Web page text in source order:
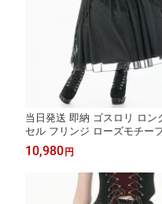
当日発送 即納 ゴスロリ ロン
セル フリンジ ローズモチー
シック ロリータ クラシカル
地雷系 個性的 ライブ衣装 舞
10,980 円